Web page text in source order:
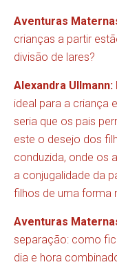
Aventuras
crianças a partir
divisão de lares?
Alexandra Ullmann:
ideal para a criança
seria que os pais
este o desejo dos
conduzida, onde os
a conjugalidade da
filhos de uma forma
Aventuras
separação: como
dia e hora